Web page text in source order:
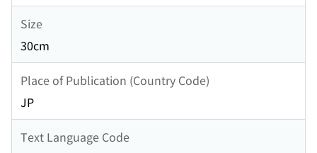
Size
30cm
Place of Publication (Country Code)
JP
Text Language Code